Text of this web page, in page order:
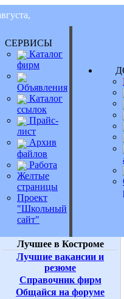
Каталог
фирм
Объявления
Каталог
ссылок
Прайс-
лист
Архив
файлов
Работа
Желтые
страницы
Проект
"Школьный
сайт"
Лучшее в Костроме
Лучшие вакансии и
резюме
Справочник фирм
Общайся на форуме